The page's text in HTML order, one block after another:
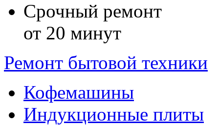
Срочный ремонт
от 20 минут
Ремонт бытовой техники
Кофемашины
Индукционные плиты